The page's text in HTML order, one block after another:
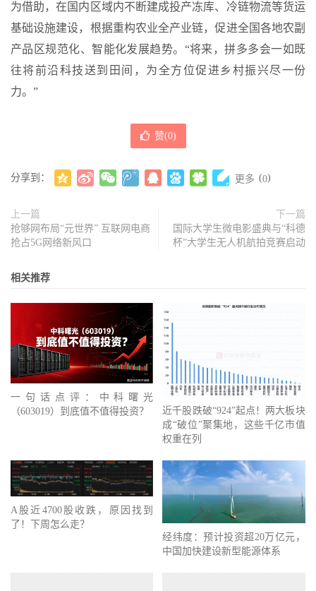
为借助，在国内区域内不断建成投产冻库、冷链物流等货运
基础设施建设，根据重构农业全产业链，促进全国各地农副
产品区规范化、智能化发展趋势。“将来，拼多多会一如既
往将前沿科技送到田间，为全方位促进乡村振兴尽一份
力。”
赞(0)
分享到： 更多 (0)
上一篇
抢够网布局“元世界” 互联网电商
抢占5G网络新风口
下一篇
国际大学生微电影盛典与“科德
杯”大学生无人机航拍竞赛启动
相关推荐
一句话点评：中科曙光
（603019）到底值不值得投资？
近千股跌破“924”起点！两大板块
成“破位”聚集地，这些千亿市值
权重在列
A股近4700股收跌，原因找到
了！下周怎么走？
经纬度：预计投资超20万亿元，
中国加快建设新型能源体系